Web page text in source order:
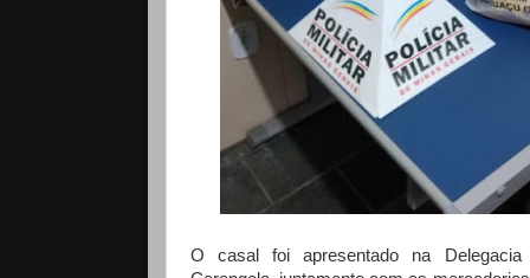
O casal foi apresentado na